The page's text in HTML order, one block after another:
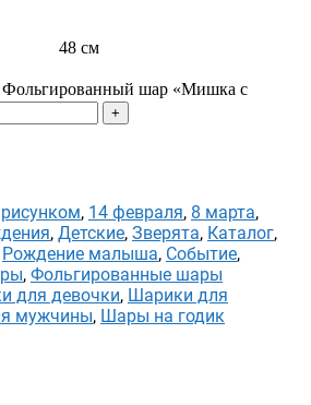
48 см
Фольгированный шар «Мишка с
, 14 февраля, 8 марта,
, Детские, Зверята, Каталог,
Рождение малыша, Событие,
, Фольгированные шары
для девочки, Шарики для
мужчины, Шары на годик